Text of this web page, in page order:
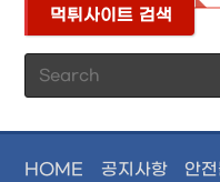
먹튀사이트 검색
HOME 공지사항 안